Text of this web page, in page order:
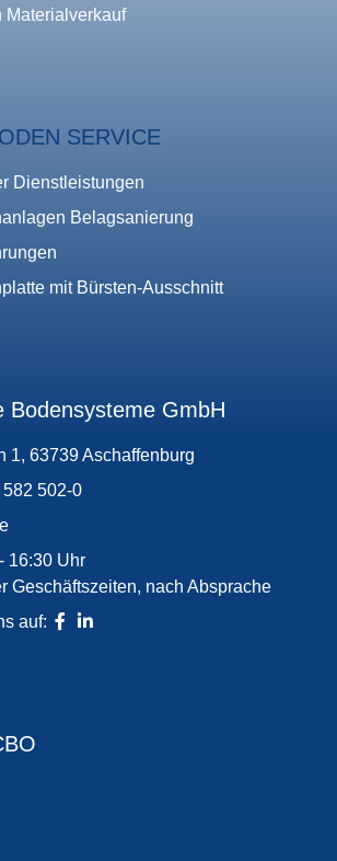
Materialverkauf
SERVICE
Dienstleistungen
Belagsanierung
mit Bürsten-Ausschnitt
Bodensysteme GmbH
1, 63739 Aschaffenburg
502-0
16:30 Uhr
Geschäftszeiten, nach Absprache
auf: